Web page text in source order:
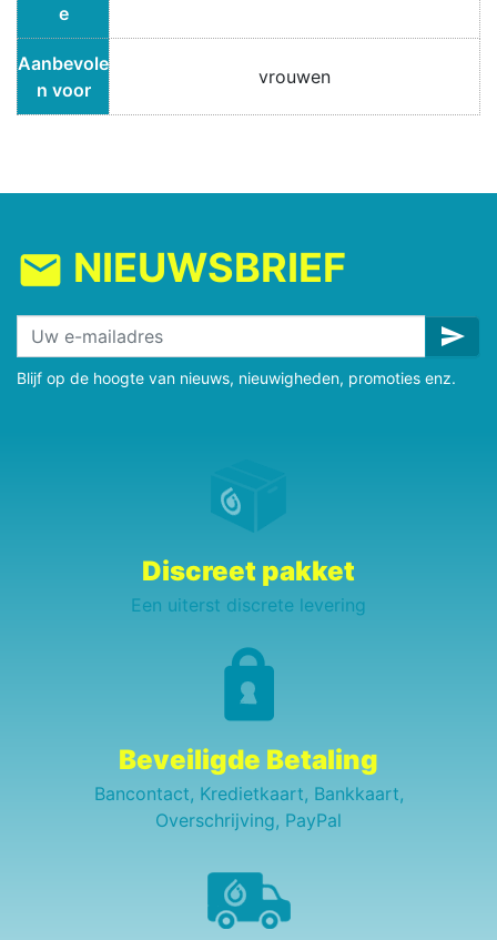
e
Aanbevole
n voor
vrouwen
mail NIEUWSBRIEF
send
Blijf op de hoogte van nieuws, nieuwigheden, promoties enz.
Discreet pakket
Een uiterst discrete levering
Beveiligde Betaling
Bancontact, Kredietkaart, Bankkaart,
Overschrijving, PayPal